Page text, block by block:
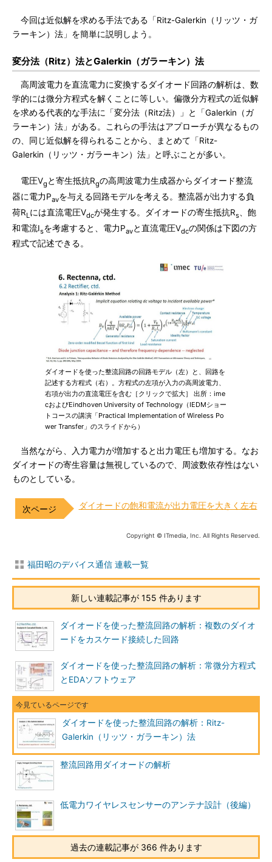
今回は近似解を求める手法である「Ritz-Galerkin（リッツ・ガ
ラーキン）法」を簡単に説明しよう。
変分法（Ritz）法とGalerkin（ガラーキン）法
高周波電力を直流電力に変換するダイオード回路の解析は、数
学的には微分方程式を解くことに等しい。偏微分方程式の近似解
を求める代表的な手法に「変分法（Ritz法）」と「Galerkin（ガ
ラーキン）法」がある。これらの手法はアプローチが異なるもの
の、同じ近似解を得られることから、まとめて「Ritz-
Galerkin（リッツ・ガラーキン）法」と呼ぶことが多い。
電圧Vg と寄生抵抗Rgの高周波電力生成器からダイオード整流
器に電力Pavを与える回路モデルを考える。整流器が出力する負
荷RL には直流電圧Vdcが発生する。ダイオードの寄生抵抗Rs 、飽
和電流Isを考慮すると、電力Pavと直流電圧Vdcの関係は下図の方
程式で記述できる。
ダイオードを使った整流回路の回路モデル（左）と、回路を
記述する方程式（右）。方程式の左項が入力の高周波電力、
右項が出力の直流電圧を含む［クリックで拡大］ 出所：ime
cおよびEindhoven University of Technology（IEDMショー
トコースの講演「Practical Implementation of Wireless Po
wer Transfer」のスライドから）
当然ながら、入力電力が増加すると出力電圧も増加する。なお
ダイオードの寄生容量は無視しているので、周波数依存性はない
ものとしている。
ダイオードの飽和電流が出力電圧を大きく左右
Copyright © ITmedia, Inc. All Rights Reserved.
福田昭のデバイス通信 連載一覧
新しい連載記事が 155 件あります
ダイオードを使った整流回路の解析：複数のダイオ
ードをカスケード接続した回路
ダイオードを使った整流回路の解析：常微分方程式
とEDAソフトウェア
ダイオードを使った整流回路の解析：Ritz-
Galerkin（リッツ・ガラーキン）法
整流回路用ダイオードの解析
低電力ワイヤレスセンサーのアンテナ設計（後編）
過去の連載記事が 366 件あります